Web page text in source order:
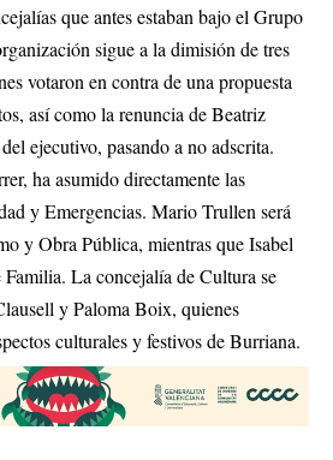
que antes estaban bajo el Grupo
sigue a la dimisión de tres
votaron en contra de una propuesta
así como la renuncia de Beatriz
ejecutivo, pasando a no adscrita.
ha asumido directamente las
y Emergencias. Mario Trullen será
y Obra Pública, mientras que Isabel
La concejalía de Cultura se
y Paloma Boix, quienes
culturales y festivos de Burriana.